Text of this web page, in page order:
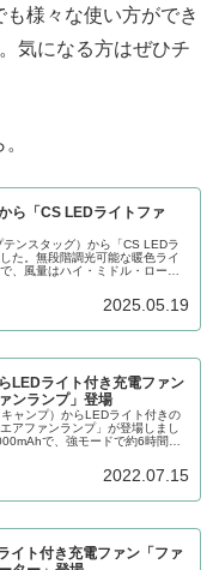
様々な使い方ができ
気になる方はぜひチ
ら「CS LEDライトファ
ンスタッグ）から「CS LEDラ
た。無段階調光可能な暖色ライ
、風量はハイ・ミドル・ローの3
イテムです。詳細をレビューし
2025.05.19
LEDライト付き充電ファン
ンランプ」登場
ャンプ）からLEDライト付きの
アファンランプ」が登場しまし
で、強モードで約6時間、
2022.07.15
イト付き充電ファン「ファ